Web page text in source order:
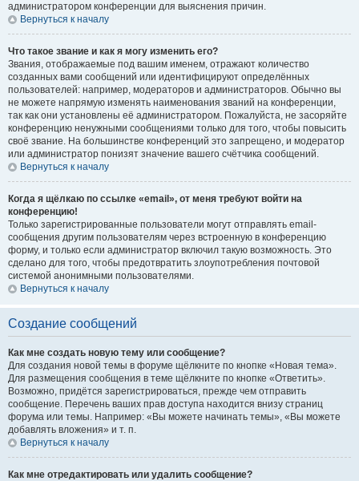
администратором конференции для выяснения причин.
Вернуться к началу
Что такое звание и как я могу изменить его?
Звания, отображаемые под вашим именем, отражают количество
созданных вами сообщений или идентифицируют определённых
пользователей: например, модераторов и администраторов. Обычно вы
не можете напрямую изменять наименования званий на конференции,
так как они установлены её администратором. Пожалуйста, не засоряйте
конференцию ненужными сообщениями только для того, чтобы повысить
своё звание. На большинстве конференций это запрещено, и модератор
или администратор понизят значение вашего счётчика сообщений.
Вернуться к началу
Когда я щёлкаю по ссылке «email», от меня требуют войти на
конференцию!
Только зарегистрированные пользователи могут отправлять email-
сообщения другим пользователям через встроенную в конференцию
форму, и только если администратор включил такую возможность. Это
сделано для того, чтобы предотвратить злоупотребления почтовой
системой анонимными пользователями.
Вернуться к началу
Создание сообщений
Как мне создать новую тему или сообщение?
Для создания новой темы в форуме щёлкните по кнопке «Новая тема».
Для размещения сообщения в теме щёлкните по кнопке «Ответить».
Возможно, придётся зарегистрироваться, прежде чем отправить
сообщение. Перечень ваших прав доступа находится внизу страниц
форума или темы. Например: «Вы можете начинать темы», «Вы можете
добавлять вложения» и т. п.
Вернуться к началу
Как мне отредактировать или удалить сообщение?